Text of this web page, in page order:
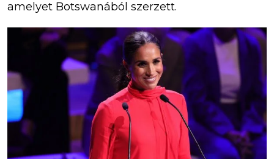
amelyet Botswanából szerzett.